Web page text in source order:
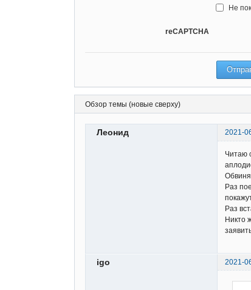
Не
reCAPTCHA
Обзор темы (новые сверху)
Леонид 2021-
Читаю
Раз
Раз
Никто
igo 2021-